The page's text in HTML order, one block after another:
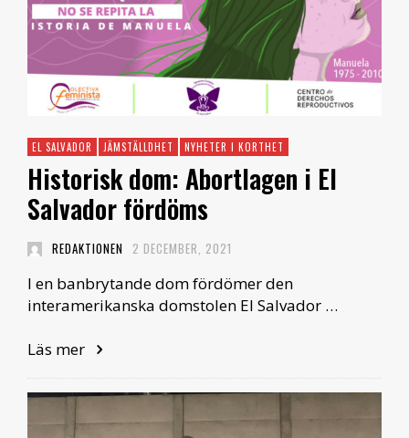
EL SALVADOR JÄMSTÄLLDHET NYHETER I KORTHET
Historisk dom: Abortlagen i El
Salvador fördöms
REDAKTIONEN 2 DECEMBER, 2021
I en banbrytande dom fördömer den
interamerikanska domstolen El Salvador …
Läs mer